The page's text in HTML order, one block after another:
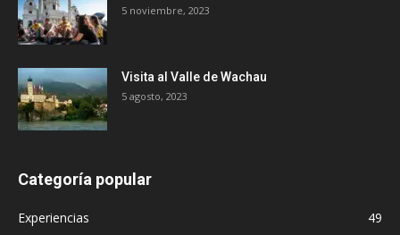
5 noviembre, 2023
Visita al Valle de Wachau
5 agosto, 2023
Categoría popular
Experiencias
49